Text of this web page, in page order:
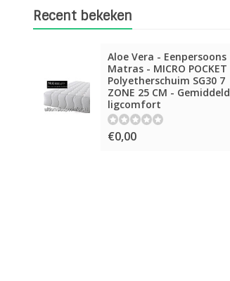
Recent bekeken
Aloe Vera - Eenpersoons
Matras - MICRO POCKET
Polyetherschuim SG30 7
ZONE 25 CM - Gemiddeld
ligcomfort
€0,00